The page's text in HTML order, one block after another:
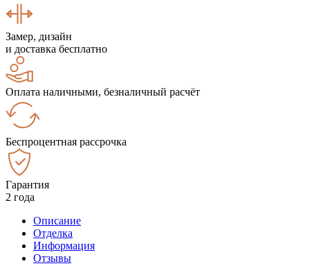
Замер, дизайн
и доставка бесплатно
Оплата наличными, безналичный расчёт
Беспроцентная рассрочка
Гарантия
2 года
Описание
Отделка
Информация
Отзывы